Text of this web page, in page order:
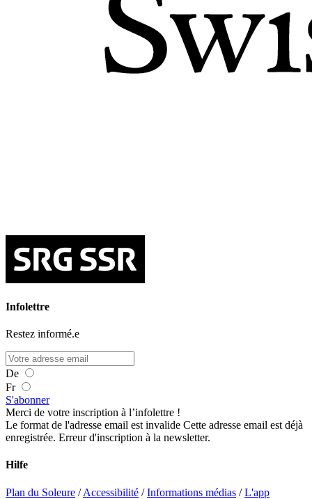
Infolettre
Restez informé.e
De
Fr
S'abonner
Merci de votre inscription à l’infolettre !
Le format de l'adresse email est invalide Cette adresse email est déjà
enregistrée. Erreur d'inscription à la newsletter.
Hilfe
Plan du Soleure /Accessibilité /Informations médias /L'app